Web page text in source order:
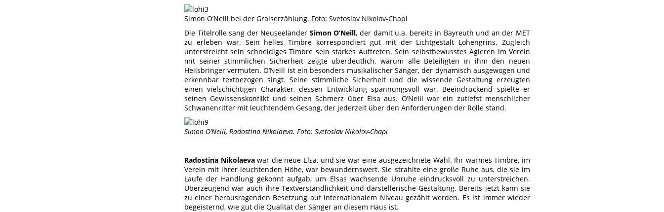
Simon O’Neill bei der Gralserzählung. Foto: Svetoslav Nikolov-Chapi
Die Titelrolle sang der Neuseeländer Simon O’Neill, der damit u.a. bereits in Bayreuth und an der MET
zu erleben war. Sein helles Timbre korrespondiert gut mit der Lichtgestalt Lohengrins. Zugleich
unterstreicht sein schneidiges Timbre sein starkes Auftreten. Sein selbstbewusstes Agieren im Verein
mit seiner stimmlichen Sicherheit zeigte überdeutlich, warum alle Beteiligten in ihm den neuen
Heilsbringer vermuten. O’Neill ist ein besonders musikalischer Sänger, der dynamisch ausgewogen und
erkennbar textbezogen singt. Seine stimmliche Sicherheit und die wissende Gestaltung erzeugten
einen vielschichtigen Charakter, dessen Entwicklung spannungsvoll war. Beeindruckend spielte er
seinen Gewissenskonflikt und seinen Schmerz über Elsa aus. O’Neill war ein zutiefst menschlicher
Schwanenritter mit leuchtendem Gesang, der jederzeit über den Anforderungen der Rolle stand.
Simon O’Neill, Radostina Nikolaeva. Foto: Svetoslav Nikolov-Chapi
Radostina Nikolaevawar die neue Elsa, und sie war eine ausgezeichnete Wahl. Ihr warmes Timbre, im
Verein mit ihrer leuchtenden Höhe, war bewundernswert. Sie strahlte eine große Ruhe aus, die sie im
Laufe der Handlung gekonnt aufgab, um Elsas wachsende Unruhe eindrucksvoll zu unterstreichen.
Überzeugend war auch ihre Textverständlichkeit und darstellerische Gestaltung. Bereits jetzt kann sie
zu einer herausragenden Besetzung auf internationalem Niveau gezählt werden. Es ist immer wieder
begeisternd, wie gut die Qualität der Sänger an diesem Haus ist.